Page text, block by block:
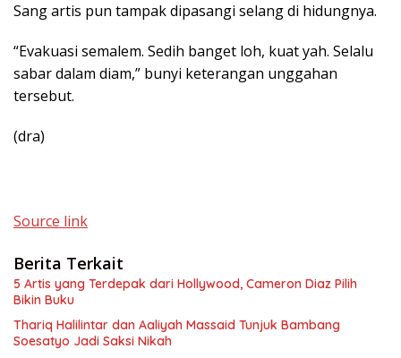
Sang artis pun tampak dipasangi selang di hidungnya.
“Evakuasi semalem. Sedih banget loh, kuat yah. Selalu
sabar dalam diam,” bunyi keterangan unggahan
tersebut.
(dra)
Source link
Berita Terkait
5 Artis yang Terdepak dari Hollywood, Cameron Diaz Pilih
Bikin Buku
Thariq Halilintar dan Aaliyah Massaid Tunjuk Bambang
Soesatyo Jadi Saksi Nikah